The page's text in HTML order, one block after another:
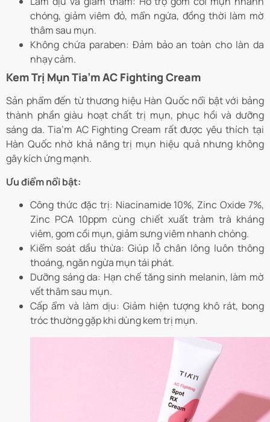
chóng, giảm viêm đỏ, mẩn ngứa, đồng thời làm mờ
thâm sau mụn.
Không chứa paraben: Đảm bảo an toàn cho làn da
nhạy cảm.
Kem Trị Mụn Tia’m AC Fighting Cream
Sản phẩm đến từ thương hiệu Hàn Quốc nổi bật với bảng
thành phần giàu hoạt chất trị mụn, phục hồi và dưỡng
sáng da. Tia’m AC Fighting Cream rất được yêu thích tại
Hàn Quốc nhờ khả năng trị mụn hiệu quả nhưng không
gây kích ứng mạnh.
Ưu điểm nổi bật:
Công thức đặc trị: Niacinamide 10%, Zinc Oxide 7%,
Zinc PCA 10ppm cùng chiết xuất tràm trà kháng
viêm, gom cồi mụn, giảm sưng viêm nhanh chóng.
Kiểm soát dầu thừa: Giúp lỗ chân lông luôn thông
thoáng, ngăn ngừa mụn tái phát.
Dưỡng sáng da: Hạn chế tăng sinh melanin, làm mờ
vết thâm sau mụn.
Cấp ẩm và làm dịu: Giảm hiện tượng khô rát, bong
tróc thường gặp khi dùng kem trị mụn.